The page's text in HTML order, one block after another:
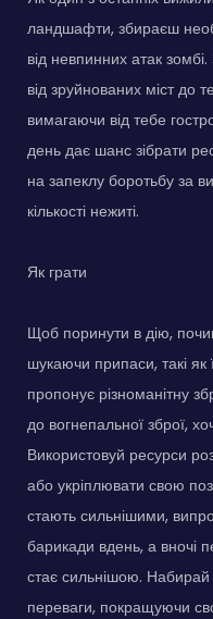
ландшафти, збираєш
від невпинних атак
від зруйнованих міст до
вимагаючи від тебе
день дає шанс зібрати
на запеклу боротьбу за
кількості нежиті.
Як грати
Щоб поринути в дію,
шукаючи припаси, такі
пропонує різноманітну
до вогнепальної зброї,
Використовуй ресурси
або укріплювати свою
стають сильнішими,
барикади вдень, а вночі
стає сильнішою. Набирай
переваги, покращуючи